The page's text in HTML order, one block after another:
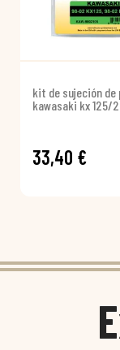
kit de sujeción
kawasaki kx 125/
33,40 €